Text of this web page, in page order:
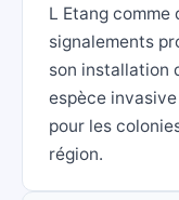
L Etang comme
signalements
son installation
espèce
pour les
région.